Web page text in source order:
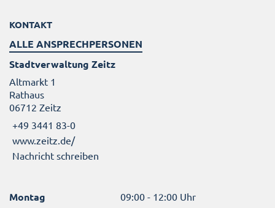
KONTAKT
ALLE ANSPRECHPERSONEN
Stadtverwaltung Zeitz
Altmarkt 1
Rathaus
06712 Zeitz
+49 3441 83-0
www.zeitz.de/
Nachricht schreiben
Montag 09:00 - 12:00 Uhr